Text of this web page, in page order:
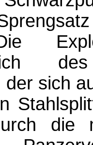
der sich
die